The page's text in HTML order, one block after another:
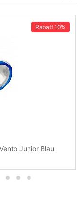
Rabatt 10%
Junior Blau